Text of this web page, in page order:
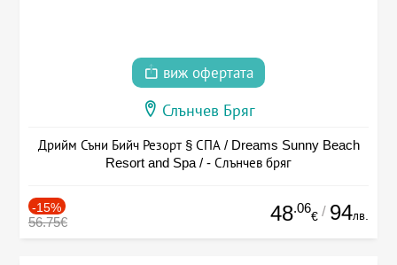
виж офертата
Слънчев Бряг
Дрийм Съни Бийч Резорт § СПА / Dreams Sunny Beach
Resort and Spa / - Слънчев бряг
-15%
56.75€ 48.06
€ / 94лв.